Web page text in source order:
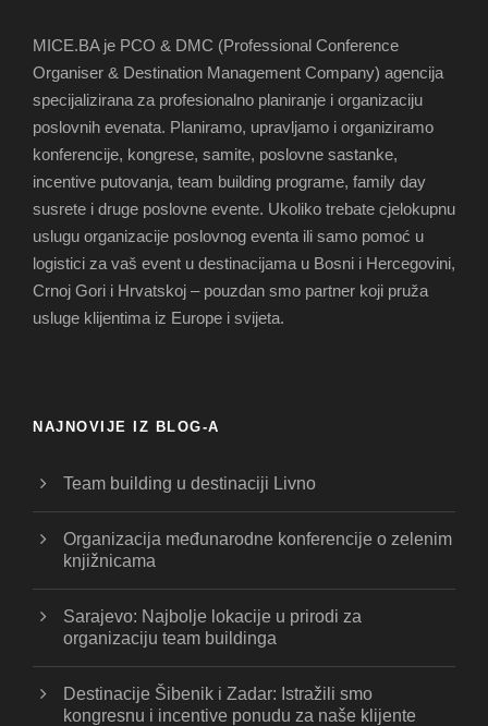
MICE.BA je PCO & DMC (Professional Conference
Organiser & Destination Management Company) agencija
specijalizirana za profesionalno planiranje i organizaciju
poslovnih evenata. Planiramo, upravljamo i organiziramo
konferencije, kongrese, samite, poslovne sastanke,
incentive putovanja, team building programe, family day
susrete i druge poslovne evente. Ukoliko trebate cjelokupnu
uslugu organizacije poslovnog eventa ili samo pomoć u
logistici za vaš event u destinacijama u Bosni i Hercegovini,
Crnoj Gori i Hrvatskoj – pouzdan smo partner koji pruža
usluge klijentima iz Europe i svijeta.
NAJNOVIJE IZ BLOG-A
Team building u destinaciji Livno
Organizacija međunarodne konferencije o zelenim
knjižnicama
Sarajevo: Najbolje lokacije u prirodi za
organizaciju team buildinga
Destinacije Šibenik i Zadar: Istražili smo
kongresnu i incentive ponudu za naše klijente